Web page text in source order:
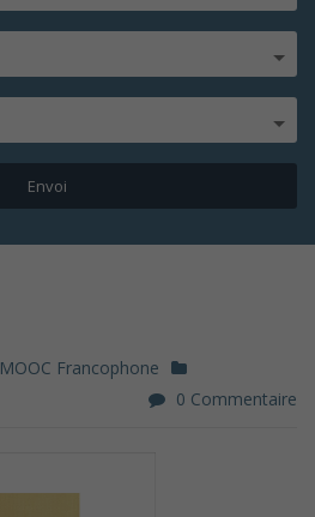
MOOC Francophone
0 Commentaire